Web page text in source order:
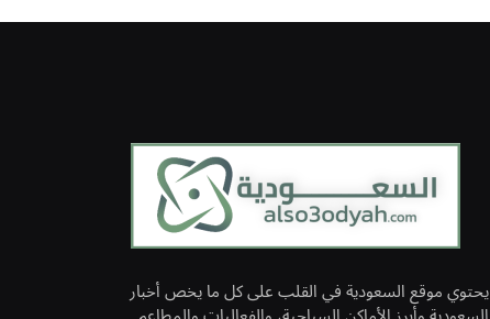
يحتوي موقع السعودية في القلب على كل ما يخص أخبار